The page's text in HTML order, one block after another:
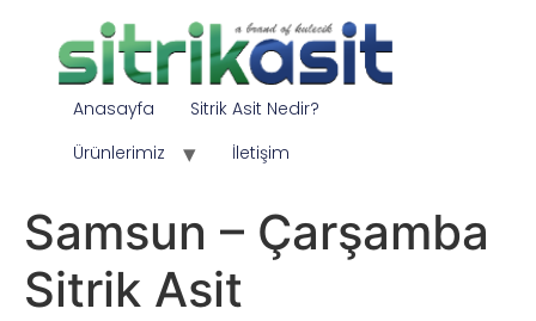
Anasayfa
Sitrik Asit Nedir?
Ürünlerimiz
İletişim
Samsun – Çarşamba
Sitrik Asit